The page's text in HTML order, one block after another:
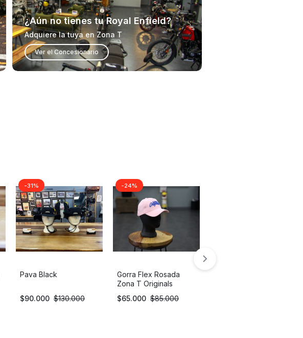
¿Aún no tienes tu Royal Enfield?
Adquiere la tuya en Zona T
Ver el Concesionario
-31%
Pava Black
$130.000
$90.000
-24%
Gorra Flex Rosada
Zona T Originals
$85.000
$65.000